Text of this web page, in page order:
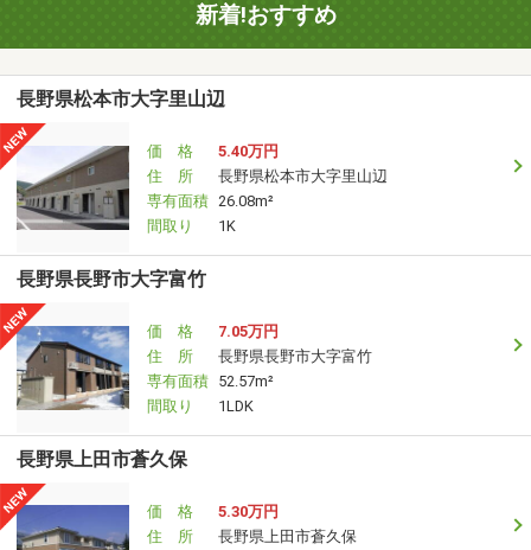
新着!おすすめ
長野県松本市大字里山辺
価 格
5.40万円
住 所
長野県松本市大字里山辺
専有面積 26.08m²
間取り
1K
長野県長野市大字富竹
価 格
7.05万円
住 所
長野県長野市大字富竹
専有面積 52.57m²
間取り
1LDK
長野県上田市蒼久保
価 格
5.30万円
住 所
長野県上田市蒼久保